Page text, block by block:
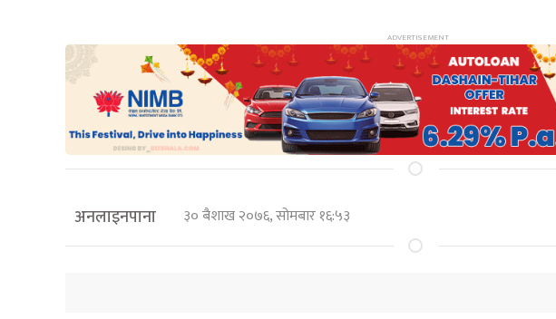
अनलाइनपाना ३० बैशाख २०७६, सोमबार १६:५३